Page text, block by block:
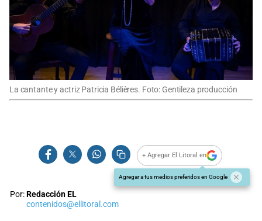
La cantante y actriz Patricia Bélières. Foto: Gentileza producción
+ Agregar El Litoral en
Agregar a tus medios preferidos en Google
Por:Redacción EL
contenidos@ellitoral.com